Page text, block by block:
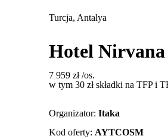
Turcja, Antalya
Hotel
7 959 zł/os.
w tym 30 zł składki na TFP i
Organizator: Itaka
Kod oferty: AYTCOSM